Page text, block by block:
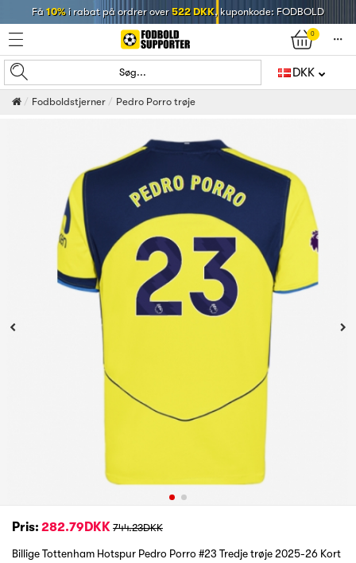
Få 10%i rabat på ordrer over522 DKK, kuponkode: FODBOLD
0
󰄒
Søg... DKK
Fodboldstjerner Pedro Porro trøje
Pris: 282.79DKK 744.23DKK
Billige Tottenham Hotspur Pedro Porro #23 Tredje trøje 2025-26 Kort